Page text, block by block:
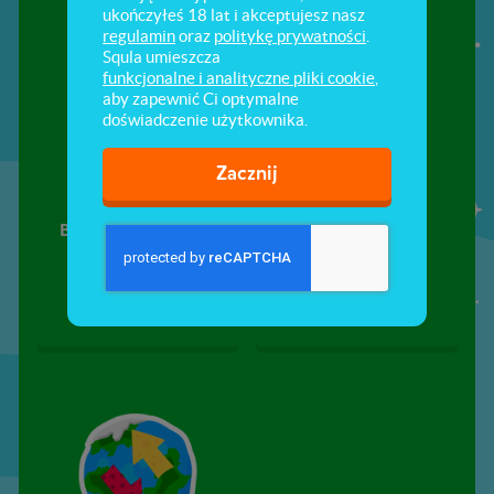
Bogactwa naturalne Gleby
ukończyłeś 18 lat i akceptujesz nasz
regulaminoraz politykę prywatności
Squla umieszcza
funkcjonalne i analityczne pliki cookie
aby zapewnić Ci optymalne
doświadczenie użytkownika.
Zacznij